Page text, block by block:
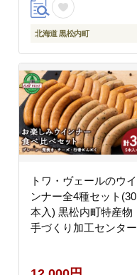
北海道 黒松内町
トワ・ヴェールのウイ
ンナー全4種セット(30
本入) 黒松内町特産物
手づくり加工センター